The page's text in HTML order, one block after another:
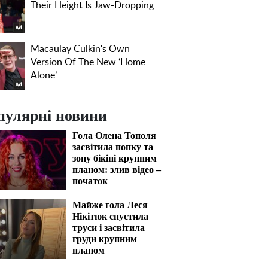
новини
Гола Олена Тополя
засвітила попку та
зону бікіні крупним
планом: злив відео –
початок
Майже гола Леся
Нікітюк спустила
труси і засвітила
груди крупним
планом